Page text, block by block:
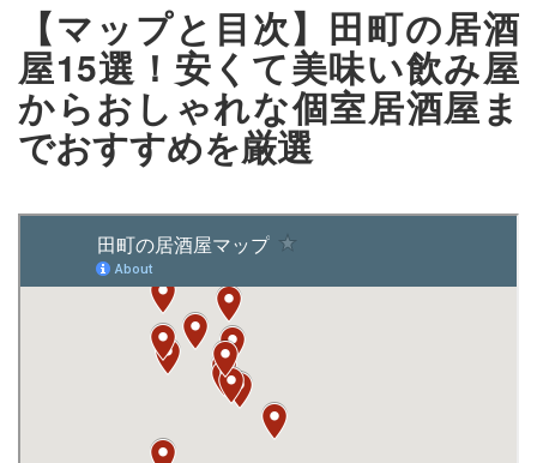
【マップと目次】田町の居酒
屋15選！安くて美味い飲み屋
からおしゃれな個室居酒屋ま
でおすすめを厳選